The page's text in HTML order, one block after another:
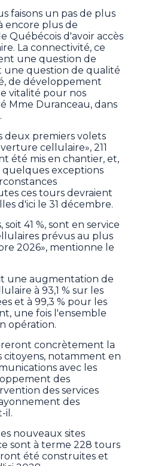
faisons un pas de plus
encore plus de
Québécois d'avoir accès
La connectivité, ce
une question de
une question de qualité
de développement
vitalité pour nos
Mme Duranceau, dans
deux premiers volets
cellulaire», 211
été mis en chantier, et,
quelques exceptions
ces tours devraient
d'ici le 31 décembre.
soit 41 %, sont en service
prévus au plus
2026», mentionne le
une augmentation de
à 93,1 % sur les
et à 99,3 % pour les
une fois l'ensemble
opération.
concrètement la
citoyens, notamment en
avec les
des
des services
des
il.
nouveaux sites
sont à terme 228 tours
été construites et